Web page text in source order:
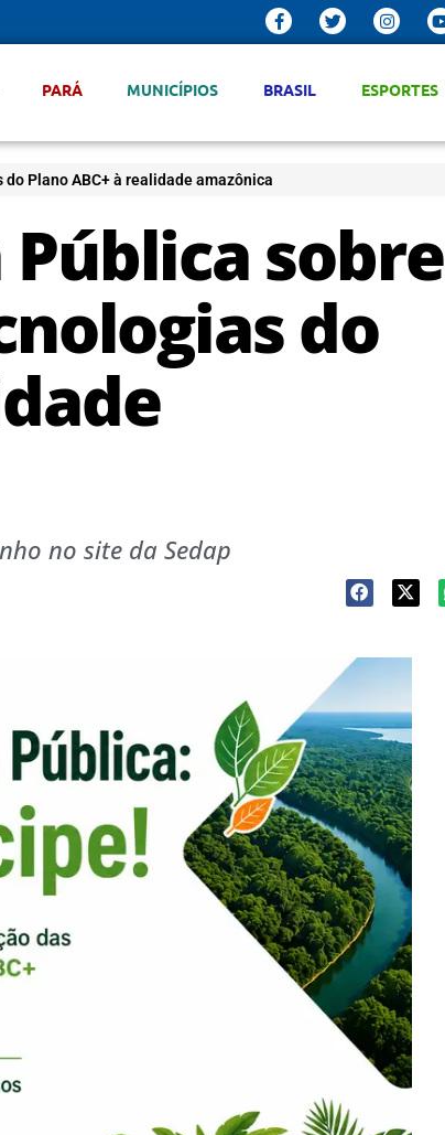
PARÁ MUNICÍPIOS BRASIL ESPORTES
Plano ABC+ à realidade amazônica
sobre
do
no site da Sedap